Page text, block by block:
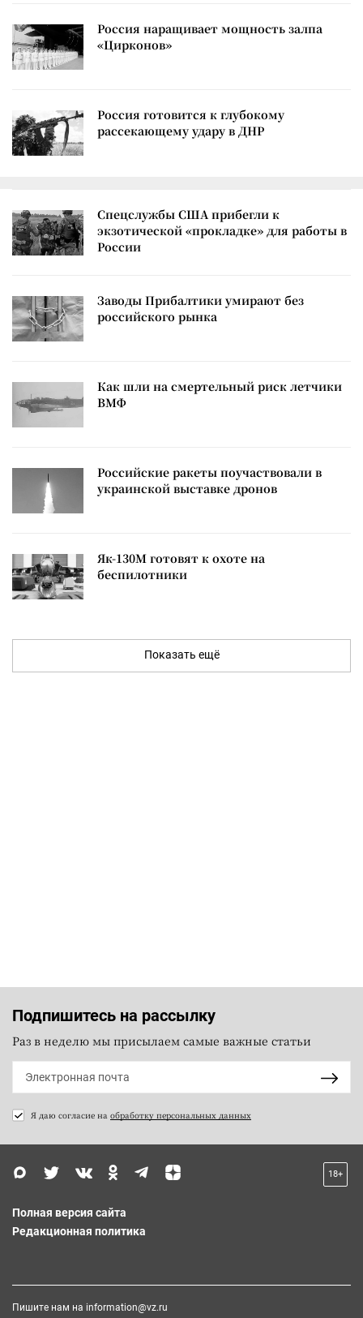
Россия наращивает мощность залпа
«Цирконов»
Россия готовится к глубокому
рассекающему удару в ДНР
Спецслужбы США прибегли к
экзотической «прокладке» для работы в
России
Заводы Прибалтики умирают без
российского рынка
Как шли на смертельный риск летчики
ВМФ
Российские ракеты поучаствовали в
украинской выставке дронов
Як-130М готовят к охоте на
беспилотники
Показать ещё
Подпишитесь на рассылку
Раз в неделю мы присылаем самые важные статьи
Я даю согласие на обработку персональных данных
18+
Полная версия сайта
Редакционная политика
Пишите нам на information@vz.ru